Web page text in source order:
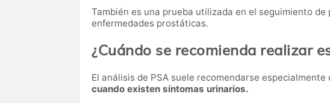
También es una prueba utilizada en el seguimiento
enfermedades prostáticas.
¿Cuándo se recomienda realizar
El análisis de PSA suele recomendarse especialmente
cuando existen síntomas urinarios.